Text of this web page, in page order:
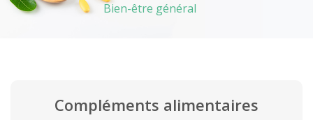
Bien-être général
Compléments alimentaires